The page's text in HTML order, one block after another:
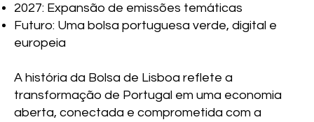
2027: Expansão de emissões temáticas
Futuro: Uma bolsa portuguesa verde, digital e
europeia
A história da Bolsa de Lisboa reflete a
transformação de Portugal em uma economia
aberta, conectada e comprometida com a